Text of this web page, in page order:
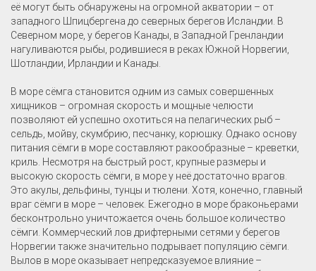
её могут быть обнаружены на огромной акватории – от
западного Шпицбергена до северных берегов Исландии. В
Северном море, у берегов Канады, в Западной Гренландии
нагуливаются рыбы, родившиеся в реках Южной Норвегии,
Шотландии, Ирландии и Канады.
В море сёмга становится одним из самых совершенных
хищников – огромная скорость и мощные челюсти
позволяют ей успешно охотиться на пелагических рыб –
сельдь, мойву, скумбрию, песчанку, корюшку. Однако основу
питания сёмги в море составляют ракообразные – креветки,
криль. Несмотря на быстрый рост, крупные размеры и
высокую скорость сёмги, в море у неё достаточно врагов.
Это акулы, дельфины, тунцы и тюлени. Хотя, конечно, главный
враг сёмги в море – человек. Ежегодно в море браконьерами
бесконтрольно уничтожается очень большое количество
сёмги. Коммерческий лов дрифтерными сетями у берегов
Норвегии также значительно подрывает популяцию сёмги.
Вылов в море оказывает непредсказуемое влияние –